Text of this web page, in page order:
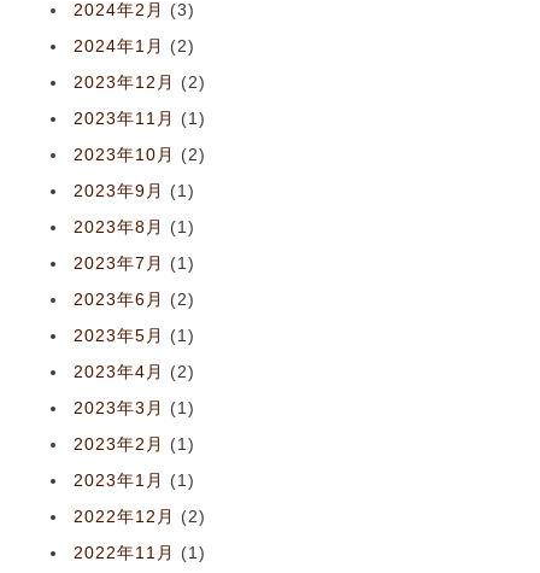
2024年2月
(3)
2024年1月
(2)
2023年12月
(2)
2023年11月
(1)
2023年10月
(2)
2023年9月
(1)
2023年8月
(1)
2023年7月
(1)
2023年6月
(2)
2023年5月
(1)
2023年4月
(2)
2023年3月
(1)
2023年2月
(1)
2023年1月
(1)
2022年12月
(2)
2022年11月
(1)